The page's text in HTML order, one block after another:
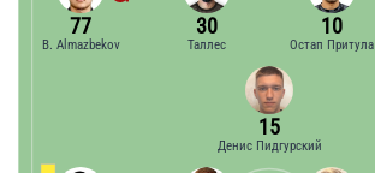
15
Денис Пидгурский
77
B. Almazbekov
30
Таллес
10
Остап Притула